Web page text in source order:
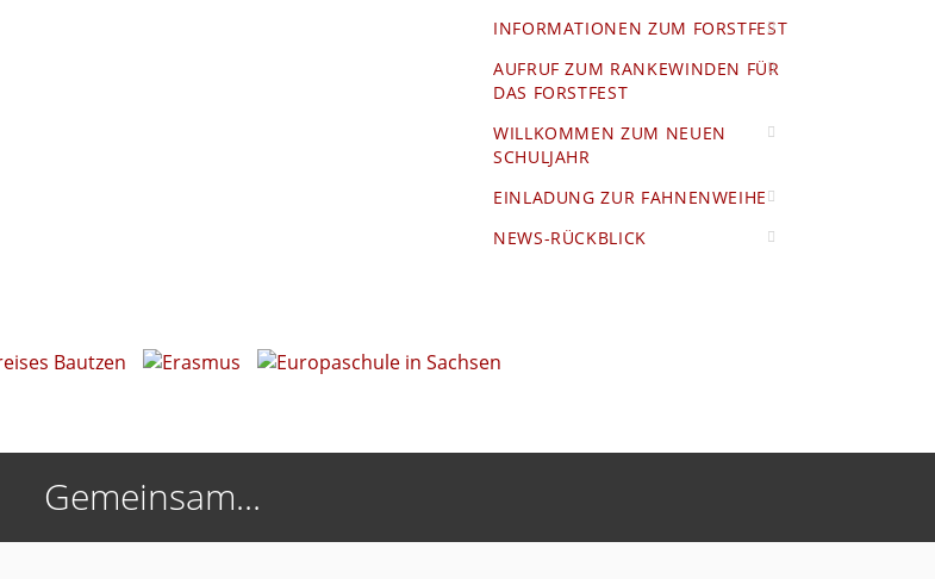
INFORMATIONEN ZUM FORSTFEST
AUFRUF ZUM RANKEWINDEN FÜR
DAS FORSTFEST
WILLKOMMEN ZUM NEUEN
SCHULJAHR
EINLADUNG ZUR FAHNENWEIHE
NEWS-RÜCKBLICK
Gemeinsam...